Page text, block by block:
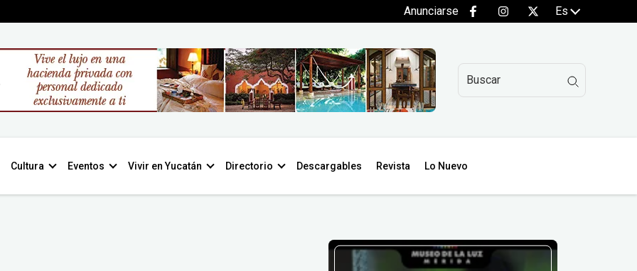
Anunciarse Es
Cultura Eventos Vivir en Yucatán Directorio Descargables Revista Lo Nuevo